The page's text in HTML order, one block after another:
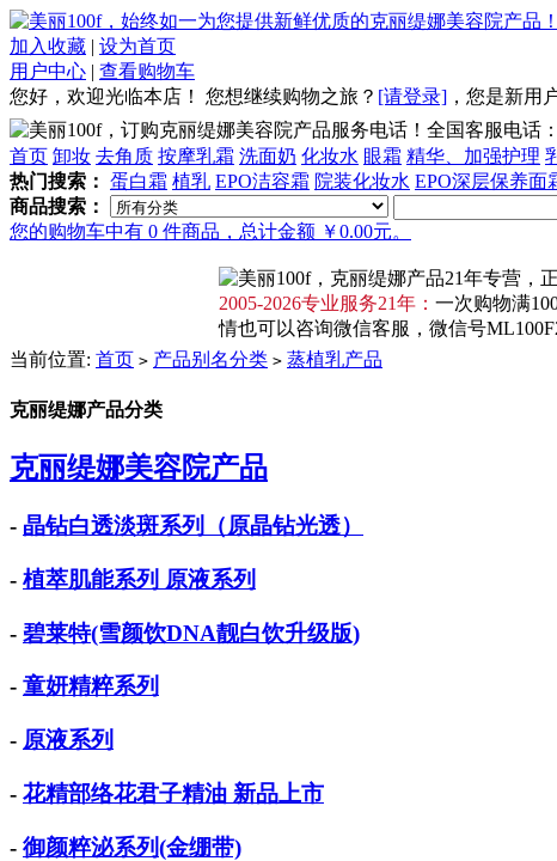
加入收藏 | 设为首页
用户中心 | 查看购物车
您好，欢迎光临本店！ 您想继续购物之旅？ [请登录] ， 您是新用
全国客服电话
首页 卸妆 去角质 按摩乳霜 洗面奶 化妆水 眼霜 精华、加强护理
热门搜索： 蛋白霜 植乳 EPO洁容霜 院装化妆水 EPO深层保养面
商品搜索：
您的购物车中有 0 件商品，总计金额 ￥0.00元。
2005-2026专业服务21年： 一次购物满
情也可以咨询微信客服，微信号
当前位置: 首页 > 产品别名分类 > 蒸植乳产品
克丽缇娜产品分类
克丽缇娜美容院产品
- 晶钻白透淡斑系列（原晶钻光透）
- 植萃肌能系列 原液系列
- 碧莱特(雪颜饮DNA靓白饮升级版)
- 童妍精粹系列
- 原液系列
- 花精部络花君子精油 新品上市
- 御颜粹泌系列(金绷带)